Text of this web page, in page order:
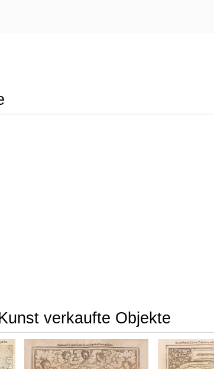
verkaufte Objekte